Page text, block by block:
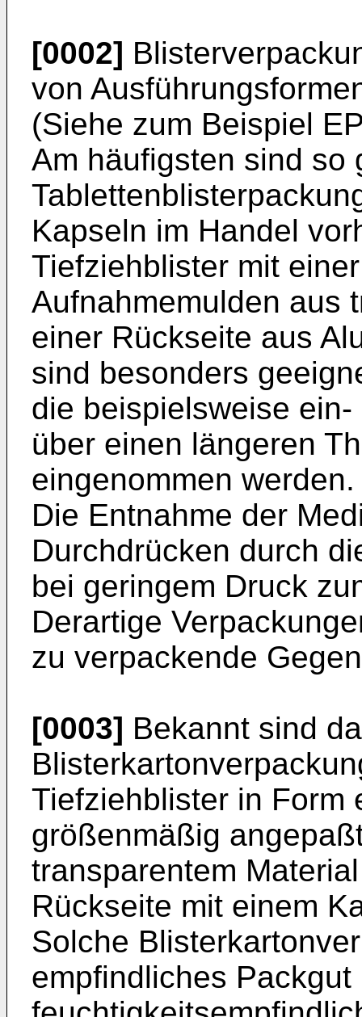
[0002]
von
(Siehe zum Beispiel
Am häufigsten sind so
Kapseln im Handel
Tiefziehblister mit
Aufnahmemulden aus
einer Rückseite aus
sind besonders
die beispielsweise
über einen längeren
eingenommen werden.
Die Entnahme der
Durchdrücken durch
bei geringem Druck
Derartige
zu verpackende
[0003] Bekannt sind
Tiefziehblister in Form
größenmäßig
transparentem
Rückseite mit einem
Solche
empfindliches